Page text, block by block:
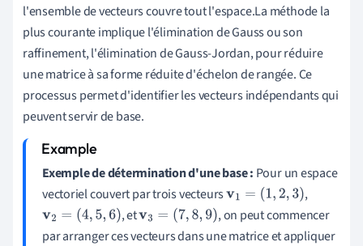
l'ensemble de vecteurs couvre tout l'espace.La méthode la
plus courante implique l'élimination de Gauss ou son
raffinement, l'élimination de Gauss-Jordan, pour réduire
une matrice à sa forme réduite d'échelon de rangée. Ce
processus permet d'identifier les vecteurs indépendants qui
peuvent servir de base.
Exemple de détermination d'une base : Pour un espace
vectoriel couvert par trois vecteursv1= (1, 2,3)
,
v2= (4, 5,6) , etv3= (7, 8,9)
, on peut commencer
par arranger ces vecteurs dans une matrice et appliquer